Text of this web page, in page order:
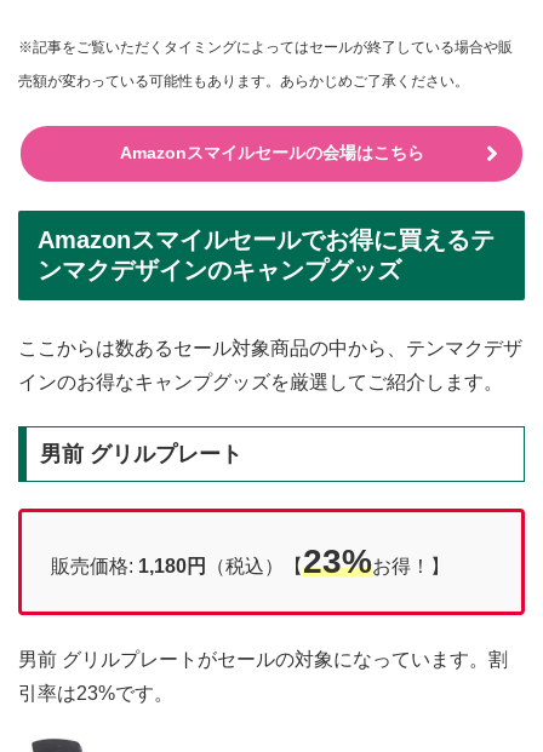
※記事をご覧いただくタイミングによってはセールが終了している場合や販
売額が変わっている可能性もあります。あらかじめご了承ください。
Amazonスマイルセールの会場はこちら
Amazonスマイルセールでお得に買えるテ
ンマクデザインのキャンプグッズ
ここからは数あるセール対象商品の中から、テンマクデザ
インのお得なキャンプグッズを厳選してご紹介します。
男前 グリルプレート
販売価格: 1,180円 （税込）【23%お得！】
男前 グリルプレートがセールの対象になっています。割
引率は23%です。